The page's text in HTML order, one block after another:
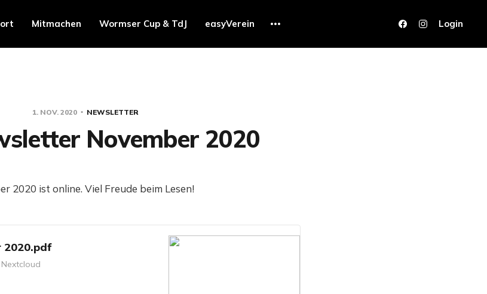
Mitmachen Wormser Cup & TdJ easyVerein Login
1. NOV. 2020 NEWSLETTER
November 2020
2020 ist online. Viel Freude beim Lesen!
2020.pdf